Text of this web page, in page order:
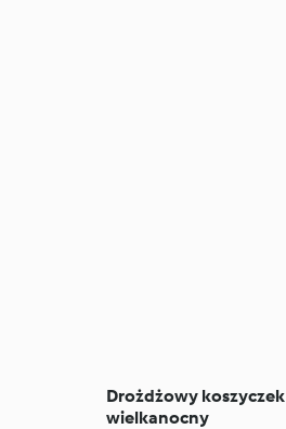
Drożdżowy koszyczek
wielkanocny